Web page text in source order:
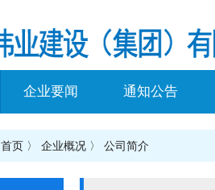
企业要闻 通知公告
首页 〉 企业概况 〉 公司简介